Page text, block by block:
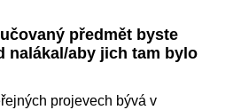
předmět byste
nalákal/aby jich tam bylo
projevech bývá v